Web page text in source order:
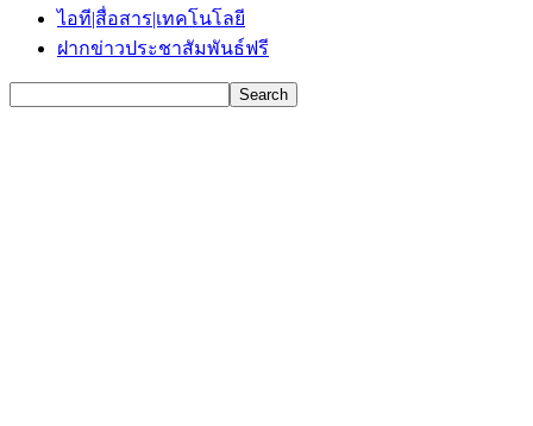
ไอที|สื่อสาร|เทคโนโลยี
ฝากข่าวประชาสัมพันธ์ฟรี